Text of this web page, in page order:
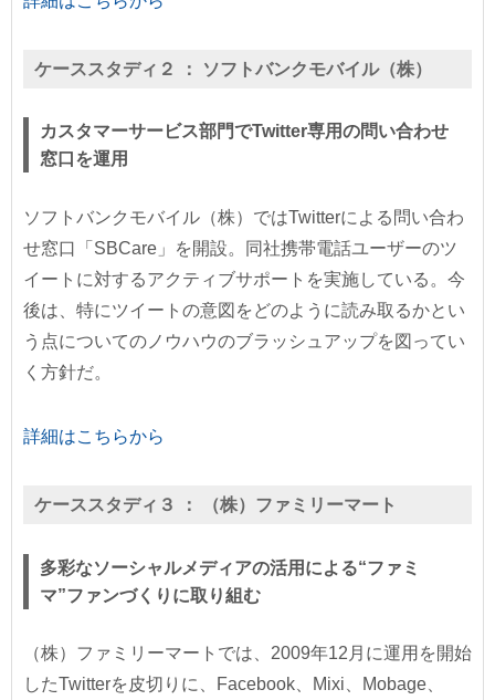
ケーススタディ２ ： ソフトバンクモバイル（株）
カスタマーサービス部門でTwitter専用の問い合わせ
窓口を運用
ソフトバンクモバイル（株）ではTwitterによる問い合わ
せ窓口「SBCare」を開設。同社携帯電話ユーザーのツ
イートに対するアクティブサポートを実施している。今
後は、特にツイートの意図をどのように読み取るかとい
う点についてのノウハウのブラッシュアップを図ってい
く方針だ。
詳細はこちらから
ケーススタディ３ ： （株）ファミリーマート
多彩なソーシャルメディアの活用による“ファミ
マ”ファンづくりに取り組む
（株）ファミリーマートでは、2009年12月に運用を開始
したTwitterを皮切りに、Facebook、Mixi、Mobage、